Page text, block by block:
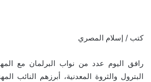
كتب / إسلام المصري
رافق اليوم عدد من نواب البرلمان مع
البترول والثروة المعدنية، أبرزهم النائب